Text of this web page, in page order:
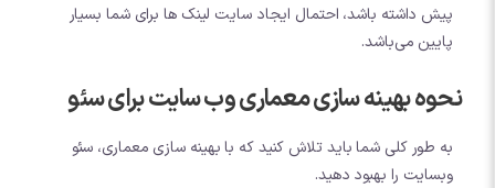
پیش داشته باشد، احتمال ایجاد سایت لینک ها برای شما بسیار
پایین می‌باشد.
نحوه بهینه سازی معماری وب سایت برای سئو
به طور کلی شما باید تلاش کنید که با بهینه سازی معماری، سئو
وبسایت را بهبود دهید.